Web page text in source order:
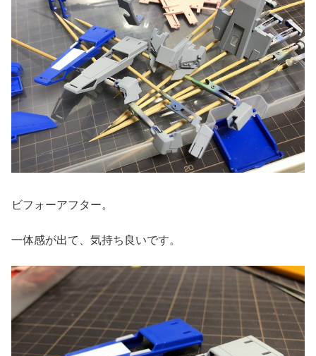
ビフォーアフター。
一体感が出て、気持ち良いです。